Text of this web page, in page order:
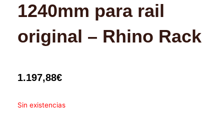
1240mm para rail
original – Rhino Rack
1.197,88€
Sin existencias